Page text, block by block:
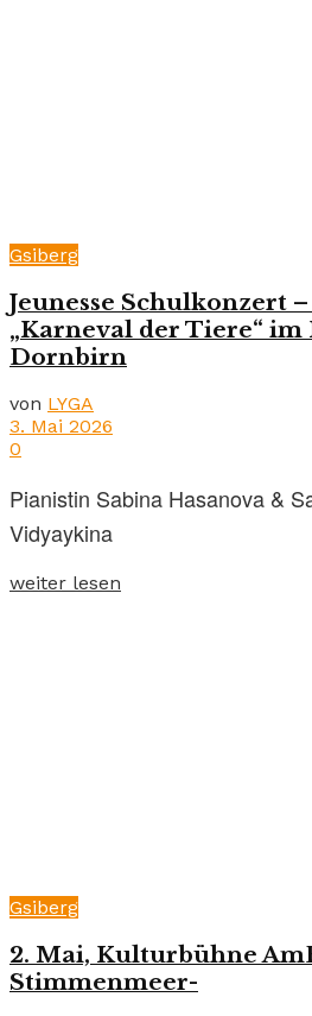
Gsiberg
Jeunesse Schulkonzert
„Karneval der Tiere“
Dornbirn
von LYGA
3. Mai 2026
0
Pianistin Sabina Hasanova &
Vidyaykina
weiter lesen
Gsiberg
2. Mai, Kulturbühne
Stimmenmeer-